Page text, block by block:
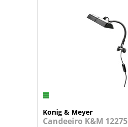
Konig & Meyer
Candeeiro K&M 12275